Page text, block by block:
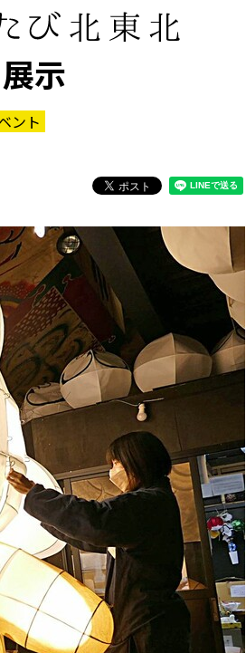
示
ント